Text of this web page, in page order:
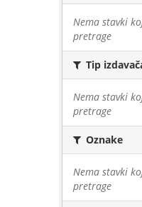
Nema stavki
pretrage
Tip
Nema stavki
pretrage
Oznake
Nema stavki
pretrage